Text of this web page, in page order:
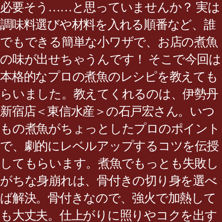
必要そう……と思っていませんか？ 実は
調味料選びや材料を入れる順番など、誰
でもできる簡単な小ワザで、お店の煮魚
の味が出せちゃうんです！ そこで今回は
本格的なプロの煮魚のレシピを教えても
らいました。教えてくれるのは、伊勢丹
新宿店＜東信水産＞の石戸宏さん。いつ
もの煮魚がちょっとしたプロのポイント
で、劇的にレベルアップするコツを伝授
してもらいます。煮魚でもっとも失敗し
がちな身崩れは、骨付きの切り身を選べ
ば解決。骨付きなので、強火で加熱して
も大丈夫。仕上がりに照りやコクを出す